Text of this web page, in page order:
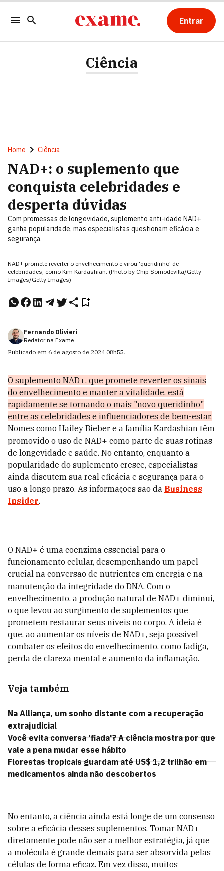
Entrar
Ciência
Home Ciência
NAD+: o suplemento que
conquista celebridades e
desperta dúvidas
Com promessas de longevidade, suplemento anti-idade NAD+
ganha popularidade, mas especialistas questionam eficácia e
segurança
NAD+ promete reverter o envelhecimento e virou 'queridinho' de
celebridades, como Kim Kardashian. (Photo by Chip Somodevilla/Getty
Images/Getty Images)
Fernando Olivieri
Redator na Exame
Publicado em 6 de agosto de 2024 08h55.
O suplemento NAD+, que promete reverter os sinais
do envelhecimento e manter a vitalidade, está
rapidamente se tornando o mais "novo queridinho"
entre as celebridades e influenciadores de bem-estar.
Nomes como Hailey Bieber e a família Kardashian têm
promovido o uso de NAD+ como parte de suas rotinas
de longevidade e saúde. No entanto, enquanto a
popularidade do suplemento cresce, especialistas
ainda discutem sua real eficácia e segurança para o
uso a longo prazo. As informações são da Business
Insider.
O NAD+ é uma coenzima essencial para o
funcionamento celular, desempenhando um papel
crucial na conversão de nutrientes em energia e na
manutenção da integridade do DNA. Com o
envelhecimento, a produção natural de NAD+ diminui,
o que levou ao surgimento de suplementos que
prometem restaurar seus níveis no corpo. A ideia é
que, ao aumentar os níveis de NAD+, seja possível
combater os efeitos do envelhecimento, como fadiga,
perda de clareza mental e aumento da inflamação.
Veja também
Na Alliança, um sonho distante com a recuperação
extrajudicial
Você evita conversa 'fiada'? A ciência mostra por que
vale a pena mudar esse hábito
Florestas tropicais guardam até US$ 1,2 trilhão em
medicamentos ainda não descobertos
No entanto, a ciência ainda está longe de um consenso
sobre a eficácia desses suplementos. Tomar NAD+
diretamente pode não ser a melhor estratégia, já que
a molécula é grande demais para ser absorvida pelas
células de forma eficaz. Em vez disso, muitos